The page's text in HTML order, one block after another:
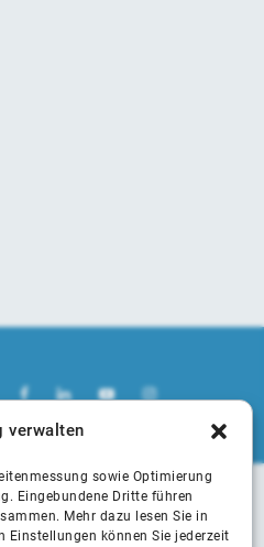
verwalten
sowie Optimierung
Eingebundene Dritte führen
Mehr dazu lesen Sie in
Einstellungen können Sie jederzeit